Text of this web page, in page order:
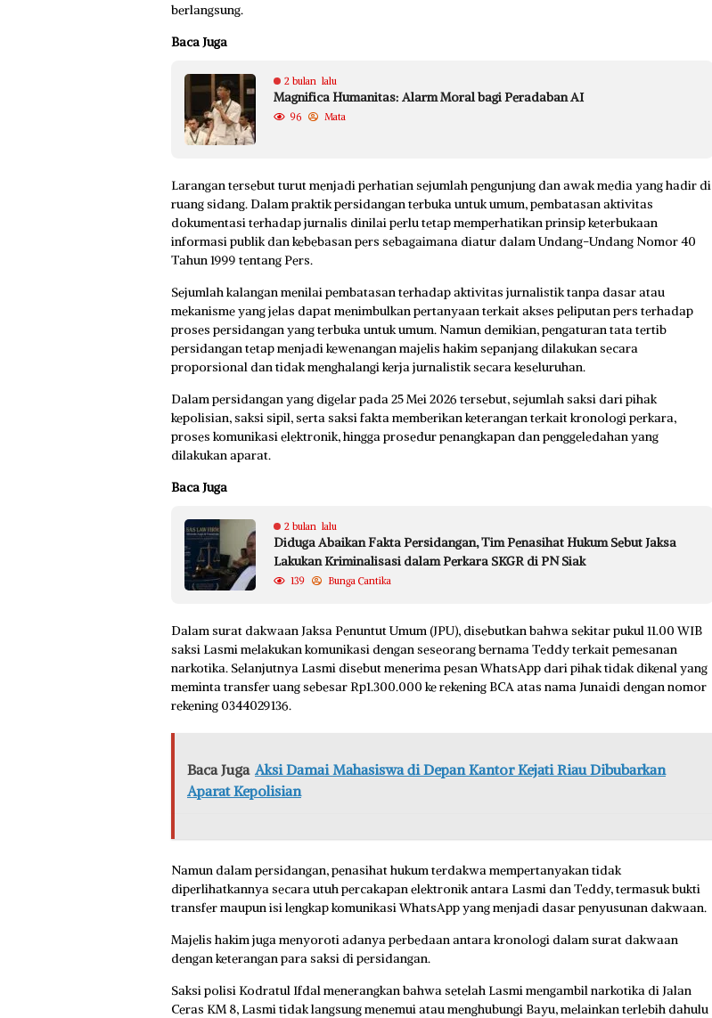
berlangsung.
Baca Juga
2 bulan lalu
Magnifica Humanitas: Alarm Moral bagi Peradaban AI
96 Mata
Larangan tersebut turut menjadi perhatian sejumlah pengunjung dan awak media yang hadir di
ruang sidang. Dalam praktik persidangan terbuka untuk umum, pembatasan aktivitas
dokumentasi terhadap jurnalis dinilai perlu tetap memperhatikan prinsip keterbukaan
informasi publik dan kebebasan pers sebagaimana diatur dalam Undang-Undang Nomor 40
Tahun 1999 tentang Pers.
Sejumlah kalangan menilai pembatasan terhadap aktivitas jurnalistik tanpa dasar atau
mekanisme yang jelas dapat menimbulkan pertanyaan terkait akses peliputan pers terhadap
proses persidangan yang terbuka untuk umum. Namun demikian, pengaturan tata tertib
persidangan tetap menjadi kewenangan majelis hakim sepanjang dilakukan secara
proporsional dan tidak menghalangi kerja jurnalistik secara keseluruhan.
Dalam persidangan yang digelar pada 25 Mei 2026 tersebut, sejumlah saksi dari pihak
kepolisian, saksi sipil, serta saksi fakta memberikan keterangan terkait kronologi perkara,
proses komunikasi elektronik, hingga prosedur penangkapan dan penggeledahan yang
dilakukan aparat.
Baca Juga
2 bulan lalu
Diduga Abaikan Fakta Persidangan, Tim Penasihat Hukum Sebut Jaksa
Lakukan Kriminalisasi dalam Perkara SKGR di PN Siak
139 Bunga Cantika
Dalam surat dakwaan Jaksa Penuntut Umum (JPU), disebutkan bahwa sekitar pukul 11.00 WIB
saksi Lasmi melakukan komunikasi dengan seseorang bernama Teddy terkait pemesanan
narkotika. Selanjutnya Lasmi disebut menerima pesan WhatsApp dari pihak tidak dikenal yang
meminta transfer uang sebesar Rp1.300.000 ke rekening BCA atas nama Junaidi dengan nomor
rekening 0344029136.
Baca Juga Aksi Damai Mahasiswa di Depan Kantor Kejati Riau Dibubarkan
Aparat Kepolisian
Namun dalam persidangan, penasihat hukum terdakwa mempertanyakan tidak
diperlihatkannya secara utuh percakapan elektronik antara Lasmi dan Teddy, termasuk bukti
transfer maupun isi lengkap komunikasi WhatsApp yang menjadi dasar penyusunan dakwaan.
Majelis hakim juga menyoroti adanya perbedaan antara kronologi dalam surat dakwaan
dengan keterangan para saksi di persidangan.
Saksi polisi Kodratul Ifdal menerangkan bahwa setelah Lasmi mengambil narkotika di Jalan
Ceras KM 8, Lasmi tidak langsung menemui atau menghubungi Bayu, melainkan terlebih dahulu